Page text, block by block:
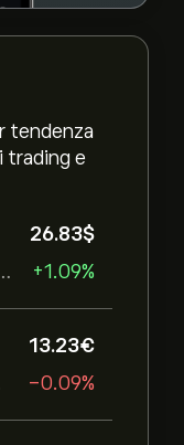
tendenza
trading e
UCITS ETF Acc
26.83‎$‎
+1.09%
13.23‎€‎
-0.09%